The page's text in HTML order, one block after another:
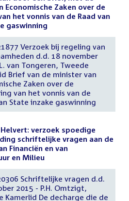
Economische Zaken over de
het vonnis van de Raad van
gaswinning
Verzoek bij regeling van
d.d. 18 november
van Tongeren, Tweede
Brief van de minister van
Zaken over de
van het vonnis van de
State inzake gaswinning
verzoek spoedige
schriftelijke vragen aan de
Financiën en van
en Milieu
Schriftelijke vragen d.d.
2015 - P.H. Omtzigt,
Kamerlid De decharge die de